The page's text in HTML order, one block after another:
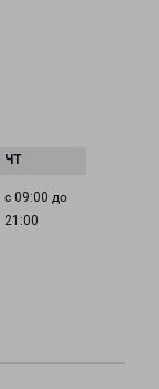
с 09:00 до
21:00